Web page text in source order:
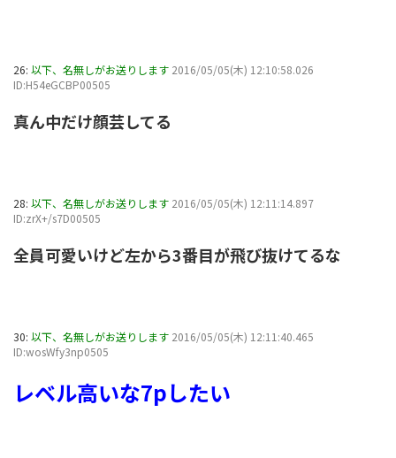
26: 以下、名無しがお送りします 2016/05/05(木) 12:10:58.026
ID:H54eGCBP00505
真ん中だけ顔芸してる
28: 以下、名無しがお送りします 2016/05/05(木) 12:11:14.897
ID:zrX+/s7D00505
全員可愛いけど左から3番目が飛び抜けてるな
30: 以下、名無しがお送りします 2016/05/05(木) 12:11:40.465
ID:wosWfy3np0505
レベル高いな7pしたい